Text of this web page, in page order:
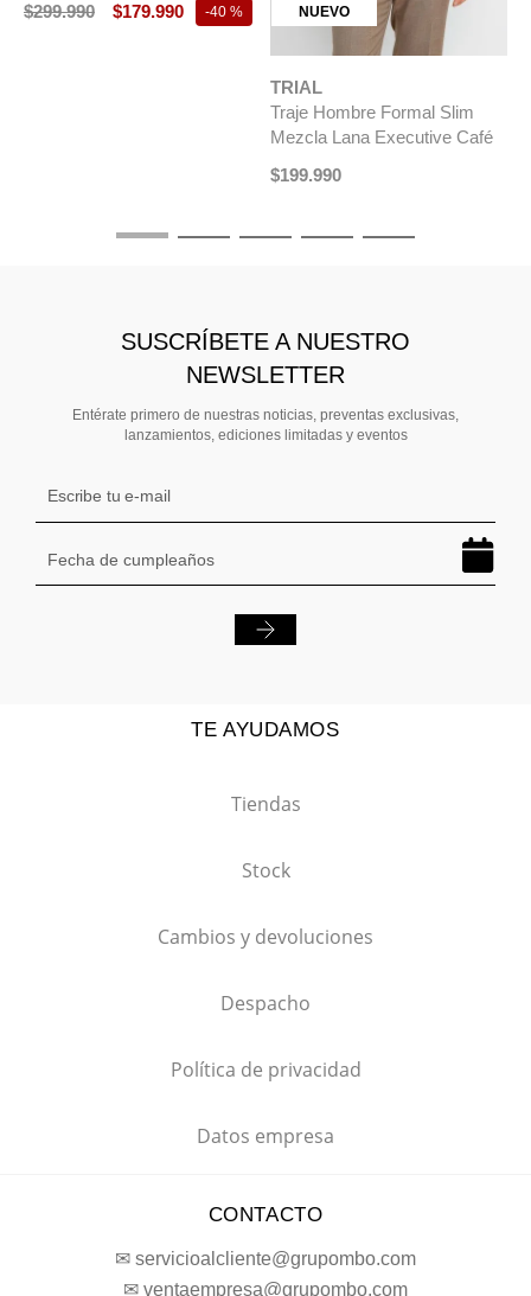
$299.990 $179.990 -40 % NUEVO
TRIAL
Traje Hombre Formal Slim
Mezcla Lana Executive Café
$199.990
SUSCRÍBETE A NUESTRO
NEWSLETTER
Entérate primero de nuestras noticias, preventas exclusivas,
lanzamientos, ediciones limitadas y eventos
TE AYUDAMOS
Tiendas
Stock
Cambios y devoluciones
Despacho
Política de privacidad
Datos empresa
CONTACTO
✉ servicioalcliente@grupombo.com
✉ ventaempresa@grupombo.com